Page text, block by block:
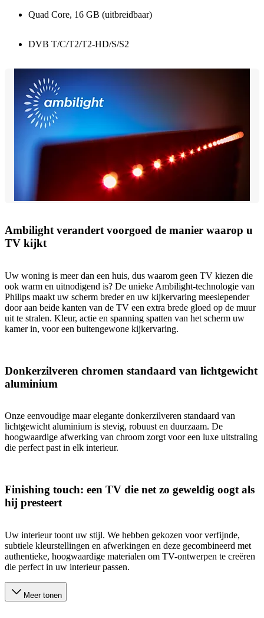
Quad Core, 16 GB (uitbreidbaar)
DVB T/C/T2/T2-HD/S/S2
Ambilight verandert voorgoed de manier waarop u
TV kijkt
Uw woning is meer dan een huis, dus waarom geen TV kiezen die
ook warm en uitnodigend is? De unieke Ambilight-technologie van
Philips maakt uw scherm breder en uw kijkervaring meeslepender
door aan beide kanten van de TV een extra brede gloed op de muur
uit te stralen. Kleur, actie en spanning spatten van het scherm uw
kamer in, voor een buitengewone kijkervaring.
Donkerzilveren chromen standaard van lichtgewicht
aluminium
Onze eenvoudige maar elegante donkerzilveren standaard van
lichtgewicht aluminium is stevig, robuust en duurzaam. De
hoogwaardige afwerking van chroom zorgt voor een luxe uitstraling
die perfect past in elk interieur.
Finishing touch: een TV die net zo geweldig oogt als
hij presteert
Uw interieur toont uw stijl. We hebben gekozen voor verfijnde,
subtiele kleurstellingen en afwerkingen en deze gecombineerd met
authentieke, hoogwaardige materialen om TV-ontwerpen te creëren
die perfect in uw interieur passen.
Meer tonen